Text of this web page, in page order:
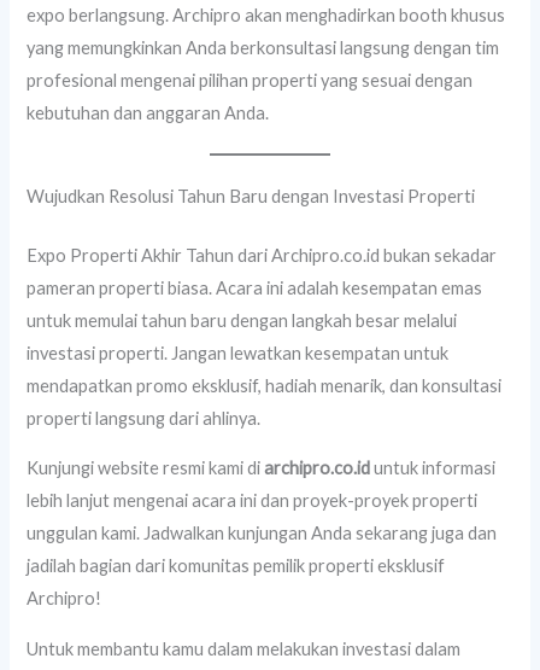
expo berlangsung. Archipro akan menghadirkan booth khusus
yang memungkinkan Anda berkonsultasi langsung dengan tim
profesional mengenai pilihan properti yang sesuai dengan
kebutuhan dan anggaran Anda.
Wujudkan Resolusi Tahun Baru dengan Investasi Properti
Expo Properti Akhir Tahun dari Archipro.co.id bukan sekadar
pameran properti biasa. Acara ini adalah kesempatan emas
untuk memulai tahun baru dengan langkah besar melalui
investasi properti. Jangan lewatkan kesempatan untuk
mendapatkan promo eksklusif, hadiah menarik, dan konsultasi
properti langsung dari ahlinya.
Kunjungi website resmi kami diarchipro.co.iduntuk informasi
lebih lanjut mengenai acara ini dan proyek-proyek properti
unggulan kami. Jadwalkan kunjungan Anda sekarang juga dan
jadilah bagian dari komunitas pemilik properti eksklusif
Archipro!
Untuk membantu kamu dalam melakukan investasi dalam